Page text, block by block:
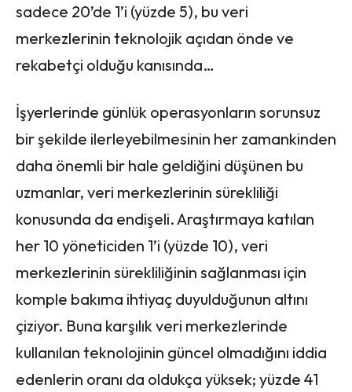
sadece 20’de 1’i (yüzde 5), bu veri
merkezlerinin teknolojik açıdan önde ve
rekabetçi olduğu kanısında…
İşyerlerinde günlük operasyonların sorunsuz
bir şekilde ilerleyebilmesinin her zamankinden
daha önemli bir hale geldiğini düşünen bu
uzmanlar, veri merkezlerinin sürekliliği
konusunda da endişeli. Araştırmaya katılan
her 10 yöneticiden 1’i (yüzde 10), veri
merkezlerinin sürekliliğinin sağlanması için
komple bakıma ihtiyaç duyulduğunun altını
çiziyor. Buna karşılık veri merkezlerinde
kullanılan teknolojinin güncel olmadığını iddia
edenlerin oranı da oldukça yüksek; yüzde 41